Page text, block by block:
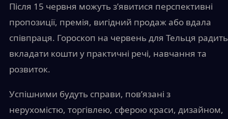
Після 15 червня можуть з’явитися перспективні
пропозиції, премія, вигідний продаж або вдала
співпраця. Гороскоп на червень для Тельця радить
вкладати кошти у практичні речі, навчання та
розвиток.
Успішними будуть справи, пов’язані з
нерухомістю, торгівлею, сферою краси, дизайном,